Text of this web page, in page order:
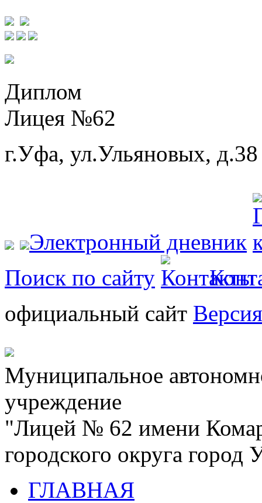
Диплом
Лицея №62
г.Уфа, ул.Ульяновых, д.38
Электронный дневник
Поиск по сайту
официальный сайт
Муниципальное
учреждение
"Лицей № 62 имени
городского округа
ГЛАВНАЯ